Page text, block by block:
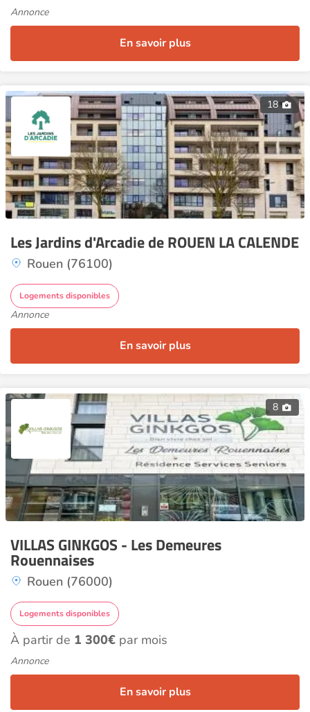
Annonce
En savoir plus
18
Les Jardins d'Arcadie de ROUEN LA CALENDE
Rouen (76100)
Logements disponibles
Annonce
En savoir plus
8
VILLAS GINKGOS - Les Demeures
Rouennaises
Rouen (76000)
Logements disponibles
À partir de 1 300€ par mois
Annonce
En savoir plus